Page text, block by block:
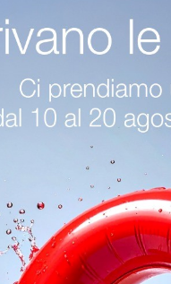
Mobili Bagno Sospesi A